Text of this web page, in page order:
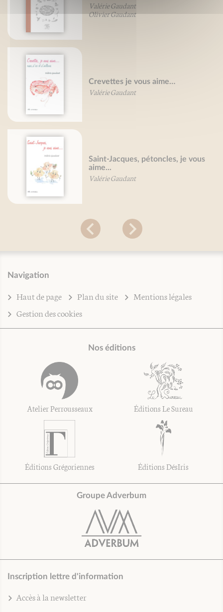
Valérie Gaudant
Olivier Gaudant
Crevettes je vous aime…
Valérie Gaudant
Saint-Jacques, pétoncles, je vous
aime...
Valérie Gaudant
Navigation
Haut de page Plan du site
Mentions légales
Gestion des cookies
Nos éditions
Atelier Perrousseaux Éditions Le Sureau
Éditions Grégoriennes Éditions DésIris
Groupe Adverbum
Inscription lettre d'information
Accès à la newsletter